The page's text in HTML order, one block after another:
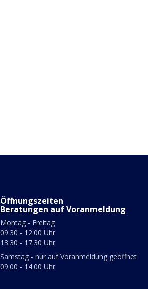
Öffnungszeiten
Beratungen auf Voranmeldung
Montag - Freitag
09.30 - 12.00 Uhr
13.30 - 17.30 Uhr
Samstag - nur auf Voranmeldung geöffnet
09.00 - 14.00 Uhr